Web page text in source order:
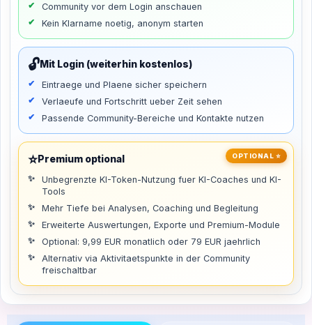
Community vor dem Login anschauen
Kein Klarname noetig, anonym starten
🔓Mit Login (weiterhin kostenlos)
Eintraege und Plaene sicher speichern
Verlaeufe und Fortschritt ueber Zeit sehen
Passende Community-Bereiche und Kontakte nutzen
OPTIONAL ⭐
⭐Premium optional
Unbegrenzte KI-Token-Nutzung fuer KI-Coaches und KI-
Tools
Mehr Tiefe bei Analysen, Coaching und Begleitung
Erweiterte Auswertungen, Exporte und Premium-Module
Optional: 9,99 EUR monatlich oder 79 EUR jaehrlich
Alternativ via Aktivitaetspunkte in der Community
freischaltbar